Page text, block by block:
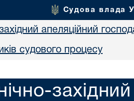
Судова влада
західний апеляційний
судового процесу